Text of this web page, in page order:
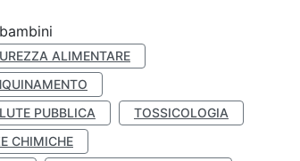
ALIMENTARE
PUBBLICA
TOSSICOLOGIA
CHIMICHE